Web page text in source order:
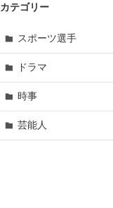
カテゴリー
スポーツ選手
ドラマ
時事
芸能人